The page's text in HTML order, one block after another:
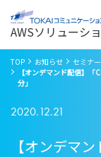
AWSソリューシ
TOP お知らせ セミナー
【オンデマンド配信】
分」
2020.12.21
【オンデマ